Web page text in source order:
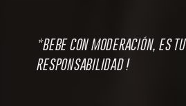
*BEBE CON MODERACIÓN, ES TU
RESPONSABILIDAD !